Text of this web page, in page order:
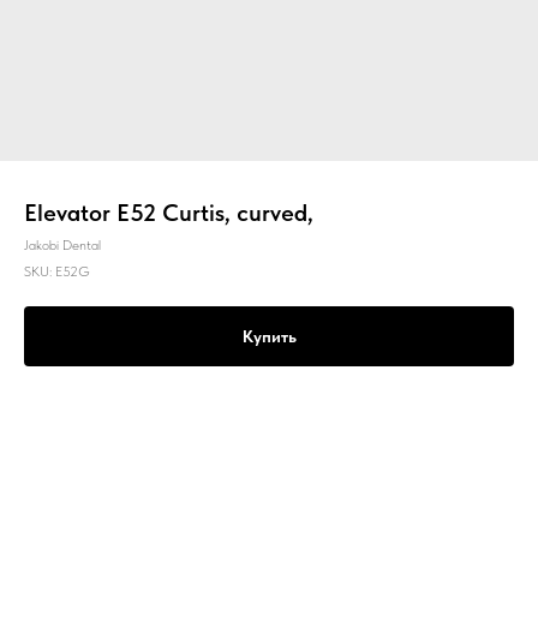
Elevator E52 Curtis, curved,
Jakobi Dental
SKU: E52G
Купить